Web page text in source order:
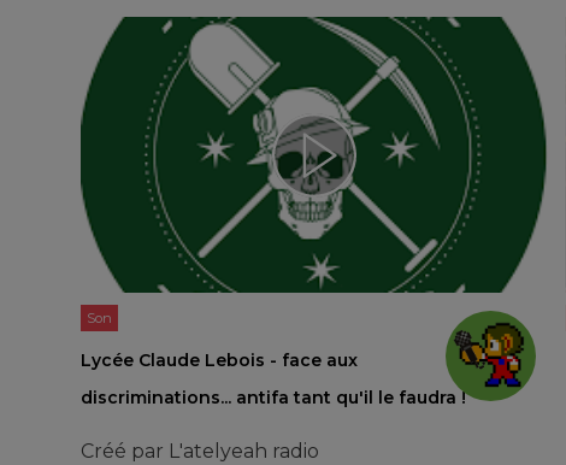
Son
Lycée Claude Lebois - face aux
discriminations... antifa tant qu'il le faudra !
Créé par L'atelyeah radio